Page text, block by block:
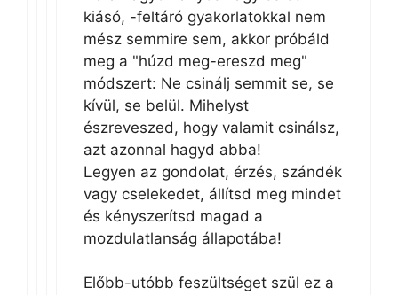
kiásó, -feltáró gyakorlatokkal nem
mész semmire sem, akkor próbáld
meg a "húzd meg-ereszd meg"
módszert: Ne csinálj semmit se, se
kívül, se belül. Mihelyst
észreveszed, hogy valamit csinálsz,
azt azonnal hagyd abba!
Legyen az gondolat, érzés, szándék
vagy cselekedet, állítsd meg mindet
és kényszerítsd magad a
mozdulatlanság állapotába!
Előbb-utóbb feszültséget szül ez a